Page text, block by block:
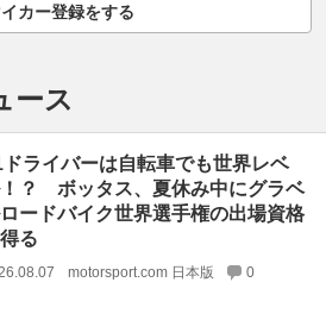
カー登録をする
ース
ドライバーは自転車でも世界レベ
？ ボッタス、夏休み中にグラベ
ードバイク世界選手権の出場資格
る
motorsport.com 日本版 0